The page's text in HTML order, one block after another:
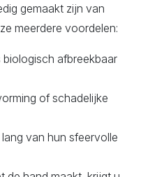
gemaakt zijn van
meerdere voordelen:
biologisch afbreekbaar
of schadelijke
van hun sfeervolle